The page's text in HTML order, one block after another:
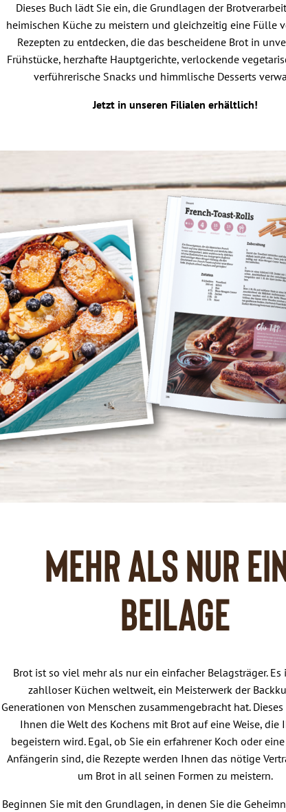
Dieses Buch lädt Sie ein, die Grundlagen der
heimischen Küche zu meistern und gleichzeitig eine Fülle
Rezepten zu entdecken, die das bescheidene Brot in
Frühstücke, herzhafte Hauptgerichte, verlockende
verführerische Snacks und himmlische Desserts
Jetzt in unseren Filialen erhältlich!
Mehr als nur
Beilage
Brot ist so viel mehr als nur ein einfacher Belagsträger. Es
zahlloser Küchen weltweit, ein Meisterwerk der
Generationen von Menschen zusammengebracht hat.
Ihnen die Welt des Kochens mit Brot auf eine Weise, die
begeistern wird. Egal, ob Sie ein erfahrener Koch oder
Anfängerin sind, die Rezepte werden Ihnen das nötige
um Brot in all seinen Formen zu meistern.
Beginnen Sie mit den Grundlagen, in denen Sie die